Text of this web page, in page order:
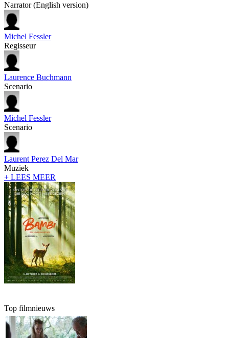
Narrator (English version)
Michel Fessler
Regisseur
Laurence Buchmann
Scenario
Michel Fessler
Scenario
Laurent Perez Del Mar
Muziek
+ LEES MEER
Top filmnieuws